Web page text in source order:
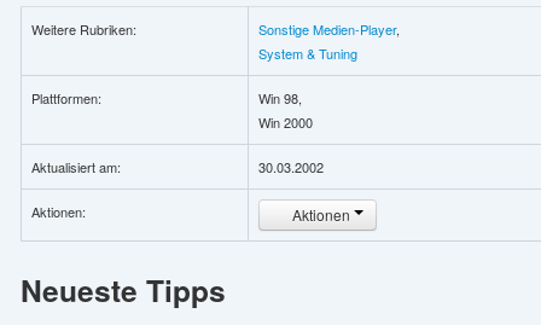
Weitere Rubriken: Sonstige Medien-Player,
System & Tuning
Plattformen:
Win 98,
Win 2000
Aktualisiert am: 30.03.2002
Aktionen: Aktionen
Neueste Tipps